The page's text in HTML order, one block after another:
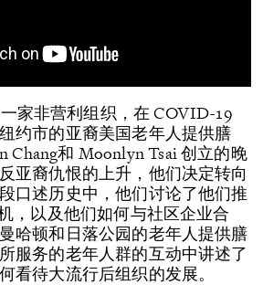
家非营利组织，在 COVID-19
约市的亚裔美国老年人提供膳
Chang和 Moonlyn Tsai 创立的晚
亚裔仇恨的上升，他们决定转向
口述历史中，他们讨论了他们推
，以及他们如何与社区企业合
哈顿和日落公园的​​老年人提供膳
服务的老年人群的互动中讲述了
看待大流行后组织的发展。